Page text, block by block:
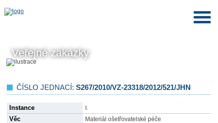
Veřejné zakázky
ČÍSLO JEDNACÍ: S267/2010/VZ-23318/2012/521/JHN
Instance I.
Věc Materiál ošetřovatelské péče